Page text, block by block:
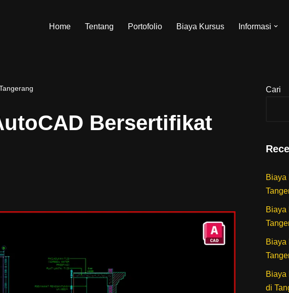
Home Tentang Portofolio Biaya Kursus Informasi
Bersertifikat
Cari
Biaya
Biaya
Biaya
Biaya
di